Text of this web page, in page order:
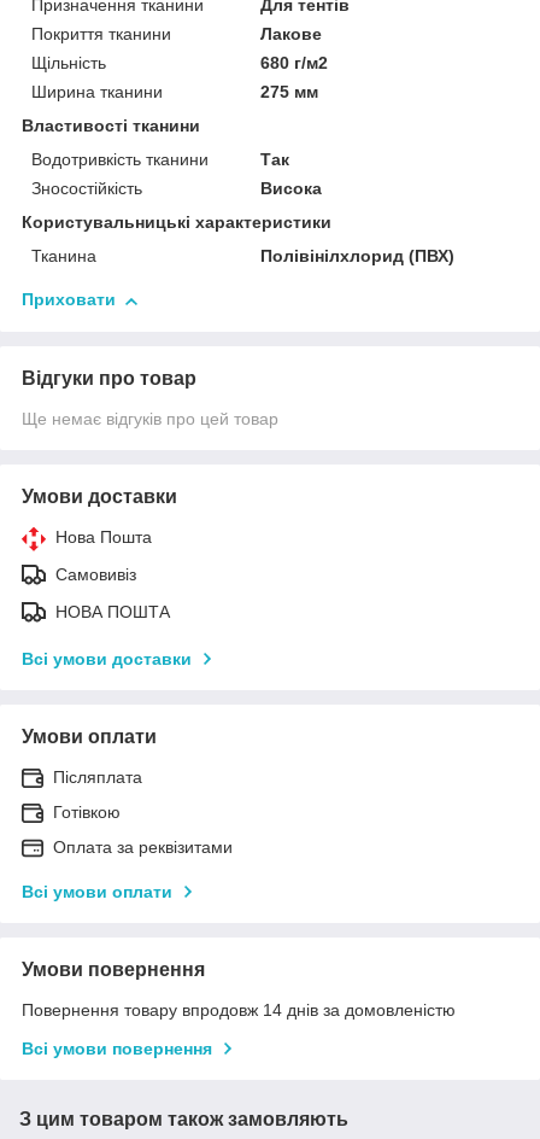
Призначення тканини
Для тентів
Покриття тканини
Лакове
Щільність
680 г/м2
Ширина тканини
275 мм
Властивості тканини
Водотривкість тканини
Так
Зносостійкість
Висока
Користувальницькі характеристики
Тканина
Полівінілхлорид (ПВХ)
Приховати
Відгуки про товар
Ще немає відгуків про цей товар
Умови доставки
Нова Пошта
Самовивіз
НОВА ПОШТА
Всі умови доставки
Умови оплати
Післяплата
Готівкою
Оплата за реквізитами
Всі умови оплати
Умови повернення
Повернення товару впродовж 14 днів за домовленістю
Всі умови повернення
З цим товаром також замовляють